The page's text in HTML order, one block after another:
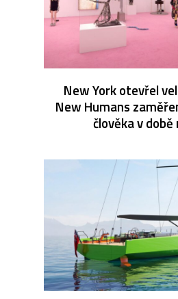
New York otevřel
New Humans
člověka v